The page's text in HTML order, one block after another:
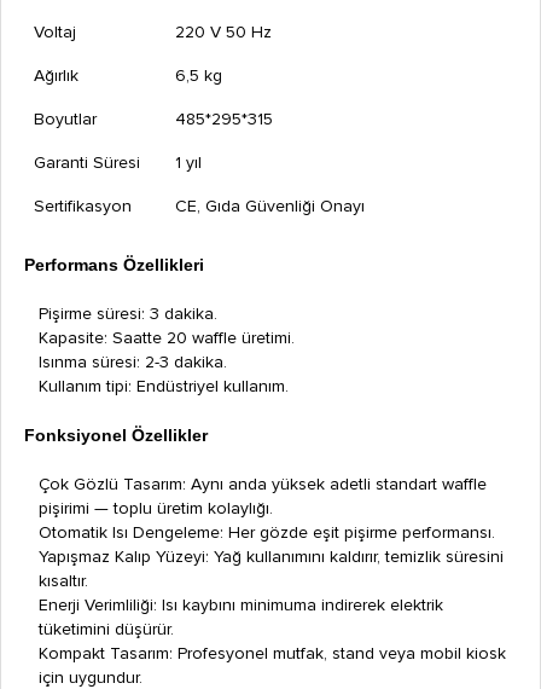
Voltaj 220 V 50 Hz
Ağırlık 6,5 kg
Boyutlar 485*295*315
Garanti Süresi 1 yıl
Sertifikasyon CE, Gıda Güvenliği Onayı
Performans Özellikleri
Pişirme süresi: 3 dakika.
Kapasite: Saatte 20 waffle üretimi.
Isınma süresi: 2-3 dakika.
Kullanım tipi: Endüstriyel kullanım.
Fonksiyonel Özellikler
Çok Gözlü Tasarım: Aynı anda yüksek adetli standart waffle
pişirimi — toplu üretim kolaylığı.
Otomatik Isı Dengeleme: Her gözde eşit pişirme performansı.
Yapışmaz Kalıp Yüzeyi: Yağ kullanımını kaldırır, temizlik süresini
kısaltır.
Enerji Verimliliği: Isı kaybını minimuma indirerek elektrik
tüketimini düşürür.
Kompakt Tasarım: Profesyonel mutfak, stand veya mobil kiosk
için uygundur.